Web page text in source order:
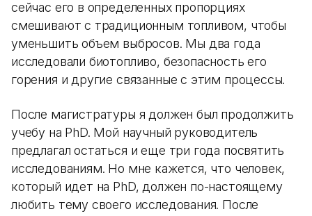
сейчас его в определенных пропорциях
смешивают с традиционным топливом, чтобы
уменьшить объем выбросов. Мы два года
исследовали биотопливо, безопасность его
горения и другие связанные с этим процессы.
После магистратуры я должен был продолжить
учебу на PhD. Мой научный руководитель
предлагал остаться и еще три года посвятить
исследованиям. Но мне кажется, что человек,
который идет на PhD, должен по-настоящему
любить тему своего исследования. После